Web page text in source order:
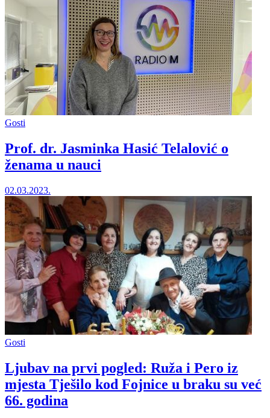
Gosti
Prof. dr. Jasminka Hasić Telalović o
ženama u nauci
02.03.2023.
Gosti
Ljubav na prvi pogled: Ruža i Pero iz
mjesta Tješilo kod Fojnice u braku su već
66. godina